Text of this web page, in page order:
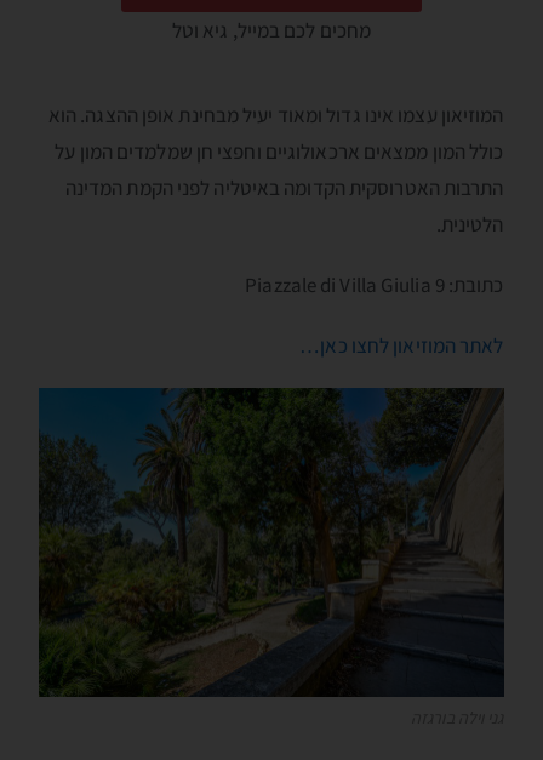
מחכים לכם במייל, גיא וטל
המוזיאון עצמו אינו גדול ומאוד יעיל מבחינת אופן ההצגה. הוא
כולל המון ממצאים ארכאולוגיים וחפצי חן שמלמדים המון על
התרבות האטרוסקית הקדומה באיטליה לפני הקמת המדינה
הלטינית.
כתובת: Piazzale di Villa Giulia 9
לאתר המוזיאון לחצו כאן…